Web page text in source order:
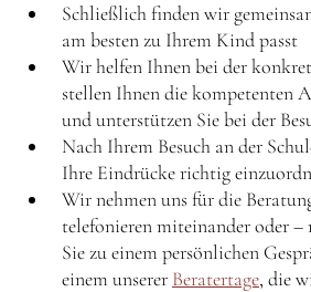
Schließlich finden wir
am besten zu Ihrem Kind passt
Wir helfen Ihnen bei der
stellen Ihnen die kompetenten
und unterstützen Sie bei der
Nach Ihrem Besuch an der
Ihre Eindrücke richtig
Wir nehmen uns für die
telefonieren miteinander oder
Sie zu einem persönlichen
einem unserer Beratertage, die